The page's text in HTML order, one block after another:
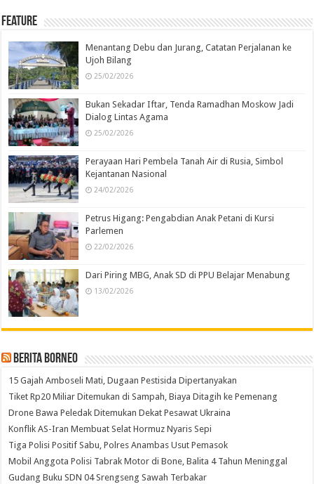
Feature
Menantang Debu dan Jurang, Catatan Perjalanan ke
Ujoh Bilang
25/02/2026
Bukan Sekadar Iftar, Tenda Ramadhan Moskow Jadi
Dialog Lintas Agama
25/02/2026
Perayaan Hari Pembela Tanah Air di Rusia, Simbol
Kejantanan Nasional
24/02/2026
Petrus Higang: Pengabdian Anak Petani di Kursi
Parlemen
22/02/2026
Dari Piring MBG, Anak SD di PPU Belajar Menabung
13/02/2026
Berita Borneo
15 Gajah Amboseli Mati, Dugaan Pestisida Dipertanyakan
Tiket Rp20 Miliar Ditemukan di Sampah, Biaya Ditagih ke Pemenang
Drone Bawa Peledak Ditemukan Dekat Pesawat Ukraina
Konflik AS-Iran Membuat Selat Hormuz Nyaris Sepi
Tiga Polisi Positif Sabu, Polres Anambas Usut Pemasok
Mobil Anggota Polisi Tabrak Motor di Bone, Balita 4 Tahun Meninggal
Gudang Buku SDN 04 Srengseng Sawah Terbakar